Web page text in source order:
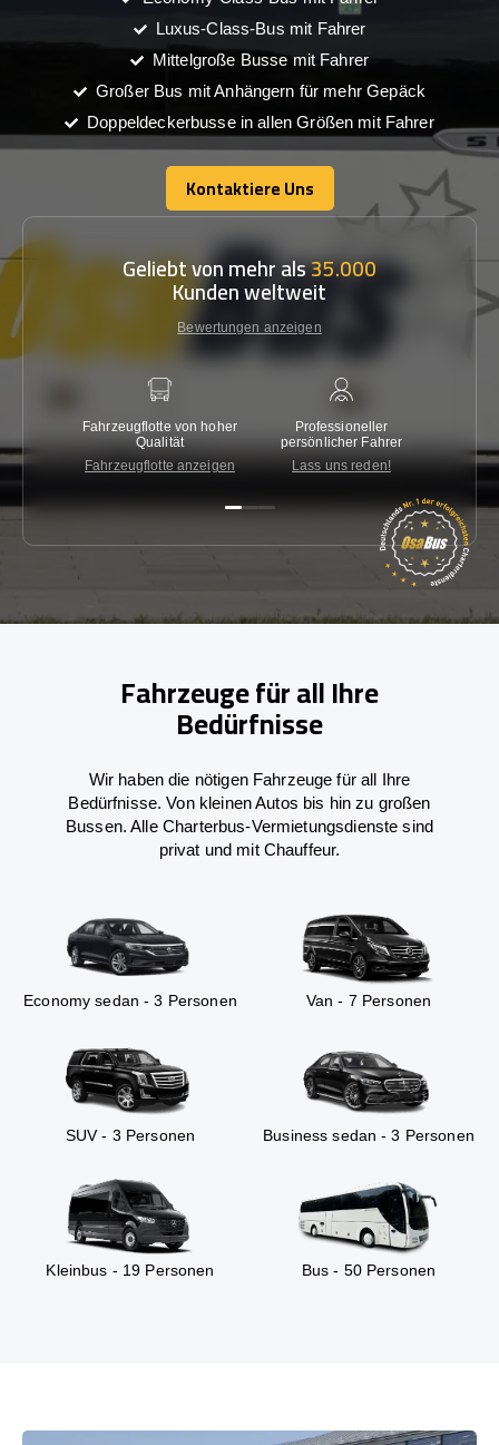
Luxus-Class-Bus mit Fahrer
Mittelgroße Busse mit Fahrer
Großer Bus mit Anhängern für mehr Gepäck
Doppeldeckerbusse in allen Größen mit Fahrer
Kontaktiere Uns
Kontaktiere Uns
Geliebt von mehr als35.000
Kunden weltweit
Bewertungen anzeigen
Fahrzeugflotte von hoher
Qualität
Fahrzeugflotte anzeigen
Professioneller
persönlicher Fahrer
Lass uns reden!
Fahrzeuge für all Ihre
Bedürfnisse
Wir haben die nötigen Fahrzeuge für all Ihre
Bedürfnisse. Von kleinen Autos bis hin zu großen
Bussen. Alle Charterbus-Vermietungsdienste sind
privat und mit Chauffeur.
Economy sedan - 3 Personen Van - 7 Personen
SUV - 3 Personen Business sedan - 3 Personen
Kleinbus - 19 Personen Bus - 50 Personen